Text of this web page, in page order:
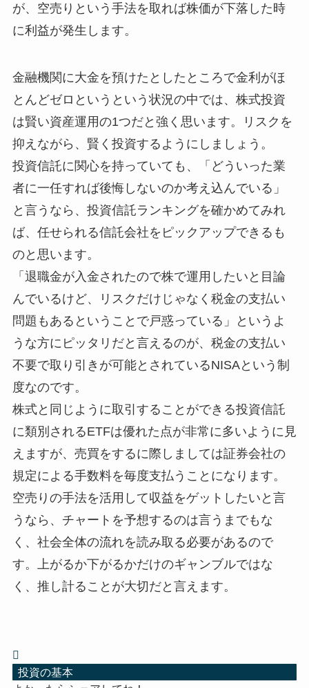
が、空売りという手法を取れば株価が下落した時
に利益が発生します。
金融機関に大金を預けたとしたところで金利がほ
とんどゼロというという状況の中では、株式投資
は賢い資産運用の1つだと強く思います。リスクを
抑えながら、賢く投資するようにしましょう。
投資信託に関心を持っていても、「どういった業
者に一任すれば後悔しないのか考え込んでいる」
と言うなら、投資信託ランキングを確かめてみれ
ば、任せられる信託会社をピックアップできるも
のと思います。
「退職金が入金されたので株で運用したいと目論
んでいるけど、リスクだけじゃなく税金の支払い
問題もあるということで戸惑っている」というよ
うな方にピッタリだと言えるのが、税金の支払い
不要で取り引きが可能とされているNISAという制
度なのです。
株式と同じように取引することができる投資信託
に類別されるETFは優れた点が非常に多いように見
えますが、売買をするに際しましては証券会社の
規定による手数料を毎度支払うことになります。
空売りの手法を活用して収益をゲットしたいと言
うなら、チャートを予想するのは言うまでもな
く、社会全体の流れを読み取る必要があるので
す。上がるか下がるかだけのギャンブルではな
く、推し計ることが大切だと言えます。
投資の基本